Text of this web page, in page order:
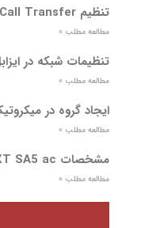
تنظیم Call Transfer بر روی CME
مطالعه مطلب »
تنظیمات شبکه در
مطالعه مطلب »
ایجاد گروه در
مطالعه مطلب »
مشخصات SXT SA5 ac
مطالعه مطلب »